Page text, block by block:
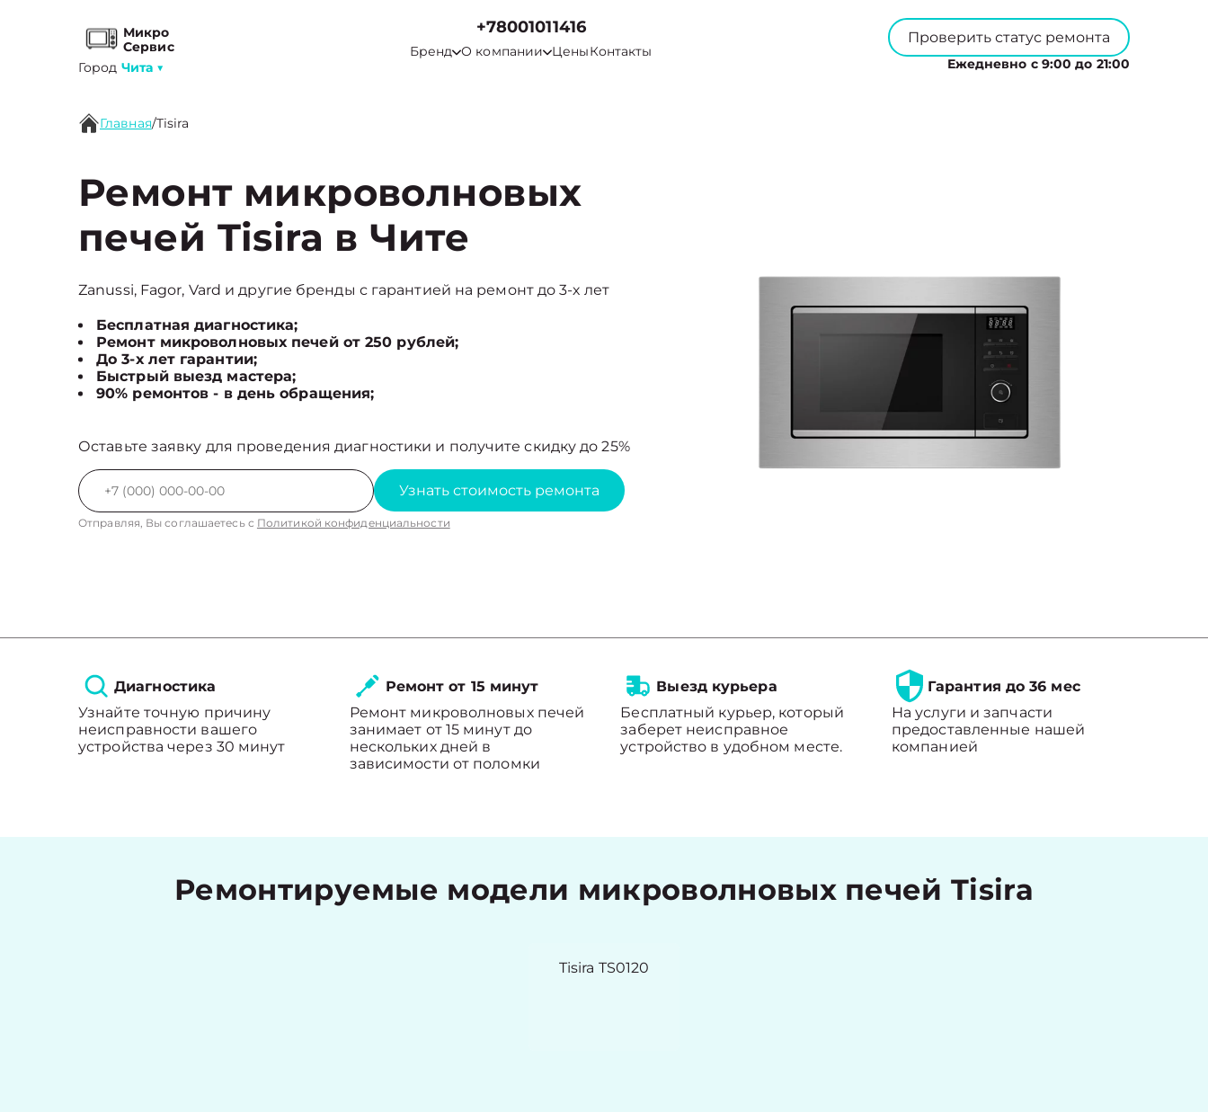
Микро
Сервис
Город Чита ▼
+78001011416
Бренд О компании ЦеныКонтакты
Проверить статус ремонта
Ежедневно с 9:00 до 21:00
Главная/Tisira
Ремонт микроволновых
печей Tisira в Чите
Zanussi, Fagor, Vard и другие бренды с гарантией на ремонт до 3-х лет
Бесплатная диагностика;
Ремонт микроволновых печей от 250 рублей;
До 3-х лет гарантии;
Быстрый выезд мастера;
90% ремонтов - в день обращения;
Оставьте заявку для проведения диагностики и получите скидку до 25%
Узнать стоимость ремонта
Отправляя, Вы соглашаетесь с Политикой конфиденциальности
Диагностика
Узнайте точную причину
неисправности вашего
устройства через 30 минут
Ремонт от 15 минут
Ремонт микроволновых печей
занимает от 15 минут до
нескольких дней в
зависимости от поломки
Выезд курьера
Бесплатный курьер, который
заберет неисправное
устройство в удобном месте.
Гарантия до 36 мес
На услуги и запчасти
предоставленные нашей
компанией
Ремонтируемые модели микроволновых печей Tisira
Tisira TS0120